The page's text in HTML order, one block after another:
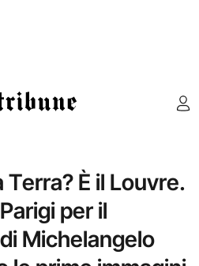
Terra? È il Louvre.
per il
Michelangelo